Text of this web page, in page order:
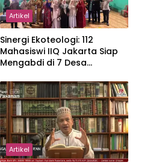
Artikel
‎Sinergi Ekoteologi: 112
Mahasiswi IIQ Jakarta Siap
Mengabdi di 7 Desa
Artikel